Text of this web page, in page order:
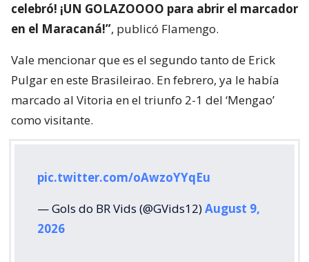
celebró! ¡UN GOLAZOOOO para abrir el marcador
en el Maracaná!”, publicó Flamengo.
Vale mencionar que es el segundo tanto de Erick
Pulgar en este Brasileirao. En febrero, ya le había
marcado al Vitoria en el triunfo 2-1 del ‘Mengao’
como visitante.
pic.twitter.com/oAwzoYYqEu
— Gols do BR Vids (@GVids12)August 9,
2026